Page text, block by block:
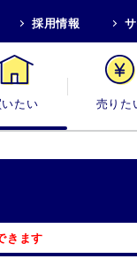
採用情報
いたい 売りた
きます